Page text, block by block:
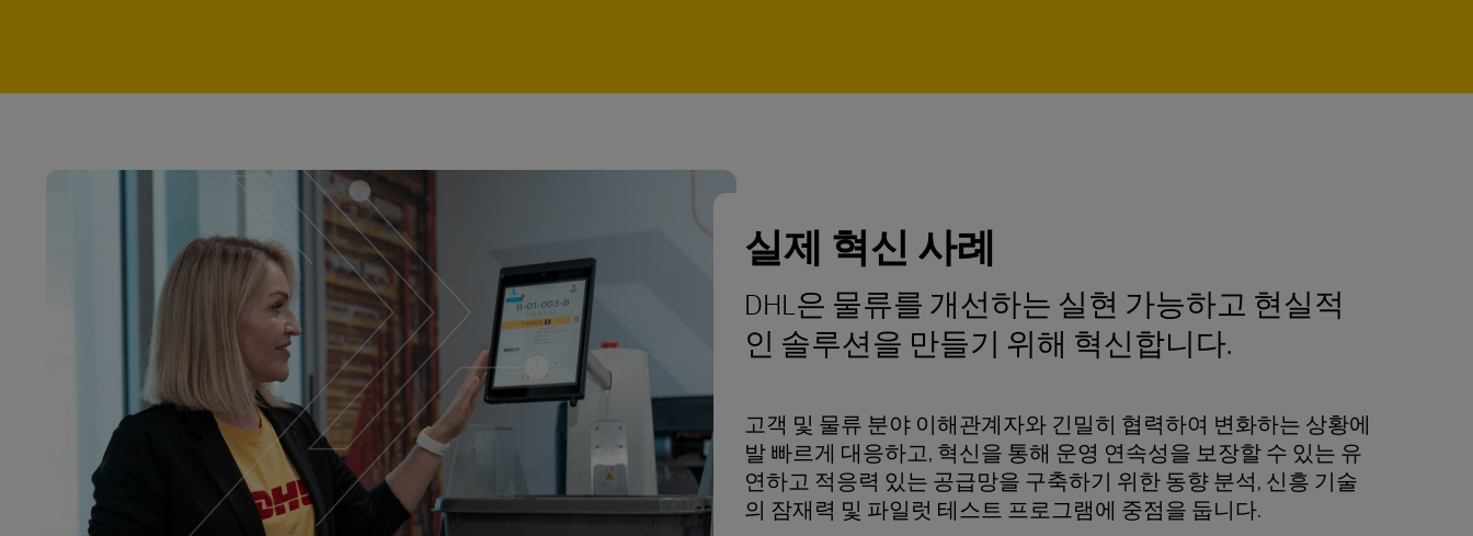
실제 혁신 사례
DHL은 물류를 개선하는 실현 가능하고 현실적
인 솔루션을 만들기 위해 혁신합니다.
고객 및 물류 분야 이해관계자와 긴밀히 협력하여 변화하는 상황에
발 빠르게 대응하고, 혁신을 통해 운영 연속성을 보장할 수 있는 유
연하고 적응력 있는 공급망을 구축하기 위한 동향 분석, 신흥 기술
의 잠재력 및 파일럿 테스트 프로그램에 중점을 둡니다.